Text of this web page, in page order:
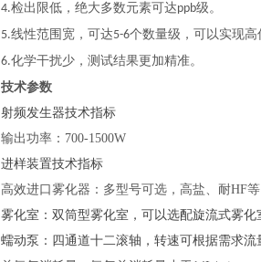
4.检出限低，绝大多数元素可达ppb级。
5.线性范围宽，可达5-6个数量级，可以实现高
6.化学干扰少，测试结果更加精准。
技术参数
射频发生器技术指标
输出功率： 700-1500W
进样装置技术指标
高效进口雾化器：多型号可选，高盐、耐HF等
雾化室：双筒型雾化室，可以选配旋流式雾化
蠕动泵：四通道十二滚轴，转速可根据需求流